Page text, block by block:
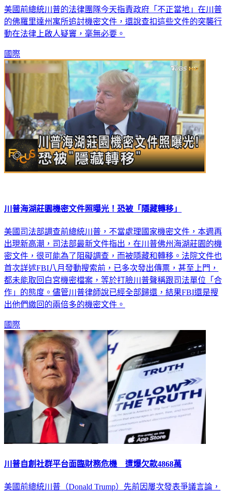
美國前總統川普的法律團隊今天指責政府「不正當地」在川普
的佛羅里達州寓所追討機密文件，還說查扣這些文件的突襲行
動在法律上啟人疑竇，毫無必要。
國際
川普海湖莊園機密文件照曝光！恐被「隱藏轉移」
美國司法部調查前總統川普，不當處理國家機密文件，本週再
出現新高潮，司法部最新文件指出，在川普佛州海湖莊園的機
密文件，很可能為了阻礙調查，而被隱藏和轉移。法院文件也
首次詳述FBI八月發動搜索前，已多次發出傳票，甚至上門，
都未能取回白宮機密檔案，等於打臉川普聲稱跟司法單位「合
作」的態度。儘管川普律師說已經全部歸還，結果FBI還是搜
出他們繳回的兩倍多的機密文件。
國際
川普自創社群平台面臨財務危機 遭爆欠款4868萬
美國前總統川普（Donald Trump）先前因屢次發表爭議言論，